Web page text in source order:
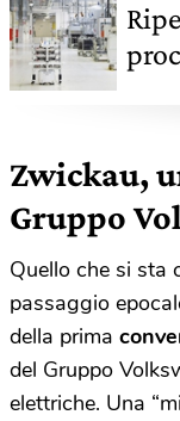
Zwickau,
Gruppo
Quello che si sta
passaggio
della prima
del Gruppo
elettriche. Una